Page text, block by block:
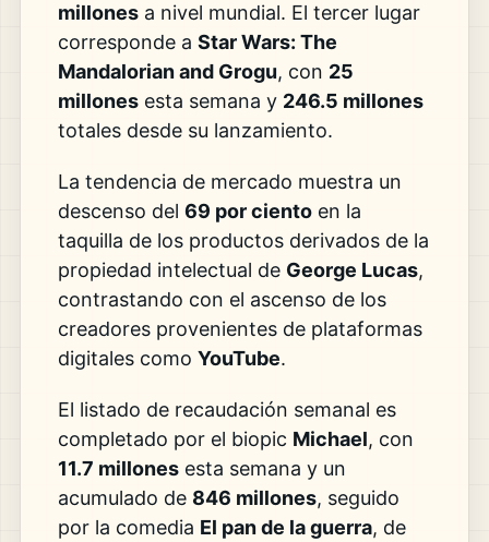
millonesa nivel mundial. El tercer lugar
corresponde a Star Wars: The
Mandalorian and Grogu, con 25
millonesesta semana y 246.5 millones
totales desde su lanzamiento.
La tendencia de mercado muestra un
descenso del 69 por cientoen la
taquilla de los productos derivados de la
propiedad intelectual de George Lucas,
contrastando con el ascenso de los
creadores provenientes de plataformas
digitales como YouTube.
El listado de recaudación semanal es
completado por el biopic Michael, con
11.7 millonesesta semana y un
acumulado de 846 millones, seguido
por la comedia El pan de la guerra, de